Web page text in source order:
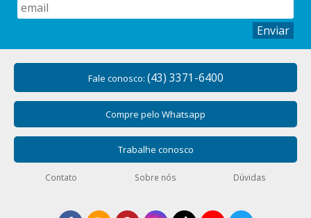
Enviar
Fale conosco: (43) 3371-6400
Compre pelo Whatsapp
Trabalhe conosco
Contato Sobre nós Dúvidas